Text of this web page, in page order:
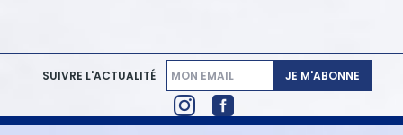
SUIVRE L'ACTUALITÉ JE M'ABONNE